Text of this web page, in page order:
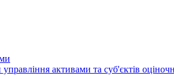
активами та суб'єктів